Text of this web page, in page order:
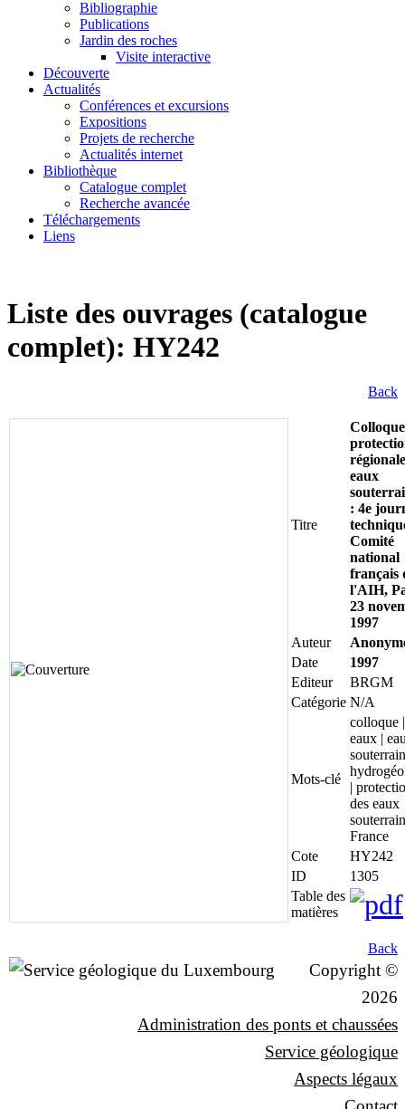
Bibliographie
Publications
Jardin des roches
Visite interactive
Découverte
Actualités
Conférences et excursions
Expositions
Projets de recherche
Actualités internet
Bibliothèque
Catalogue complet
Recherche avancée
Téléchargements
Liens
Liste des ouvrages (catalogue
complet): HY242
Back
Titre
eaux
: 4e
Comité
national
français
l'AIH,
23
1997
Auteur
Date
1997
Editeur
BRGM
Catégorie N/A
Mots-clé
colloque |
eaux |
|
des eaux
France
Cote
HY242
ID
1305
Table des
matières
Back
Copyright ©
2026
Administration des ponts et chaussées
Service géologique
Aspects légaux